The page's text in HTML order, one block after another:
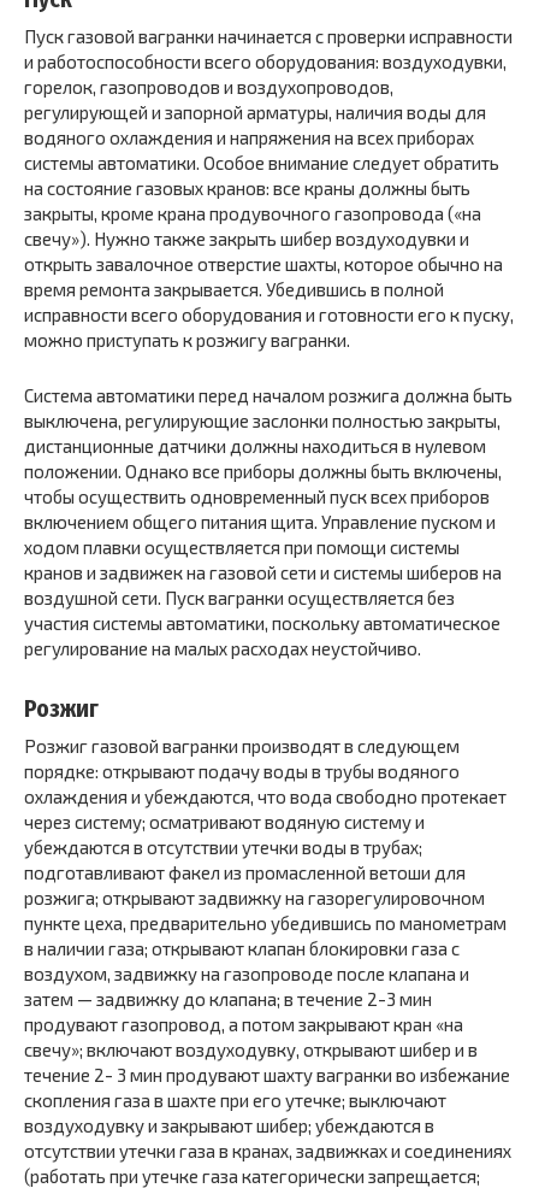
Пуск газовой вагранки начинается с проверки исправности
и работоспособности всего оборудования: воздуходувки,
горелок, газопроводов и воздухопроводов,
регулирующей и запорной арматуры, наличия воды для
водяного охлаждения и напряжения на всех приборах
системы автоматики. Особое внимание следует обратить
на состояние газовых кранов: все краны должны быть
закрыты, кроме крана продувочного газопровода («на
свечу»). Нужно также закрыть шибер воздуходувки и
открыть завалочное отверстие шахты, которое обычно на
время ремонта закрывается. Убедившись в полной
исправности всего оборудования и готовности его к пуску,
можно приступать к розжигу вагранки.
Система автоматики перед началом розжига должна быть
выключена, регулирующие заслонки полностью закрыты,
дистанционные датчики должны находиться в нулевом
положении. Однако все приборы должны быть включены,
чтобы осуществить одновременный пуск всех приборов
включением общего питания щита. Управление пуском и
ходом плавки осуществляется при помощи системы
кранов и задвижек на газовой сети и системы шиберов на
воздушной сети. Пуск вагранки осуществляется без
участия системы автоматики, поскольку автоматическое
регулирование на малых расходах неустойчиво.
Розжиг
Розжиг газовой вагранки производят в следующем
порядке: открывают подачу воды в трубы водяного
охлаждения и убеждаются, что вода свободно протекает
через систему; осматривают водяную систему и
убеждаются в отсутствии утечки воды в трубах;
подготавливают факел из промасленной ветоши для
розжига; открывают задвижку на газорегулировочном
пункте цеха, предварительно убедившись по манометрам
в наличии газа; открывают клапан блокировки газа с
воздухом, задвижку на газопроводе после клапана и
затем — задвижку до клапана; в течение 2-3 мин
продувают газопровод, а потом закрывают кран «на
свечу»; включают воздуходувку, открывают шибер и в
течение 2- 3 мин продувают шахту вагранки во избежание
скопления газа в шахте при его утечке; выключают
воздуходувку и закрывают шибер; убеждаются в
отсутствии утечки газа в кранах, задвижках и соединениях
(работать при утечке газа категорически запрещается;